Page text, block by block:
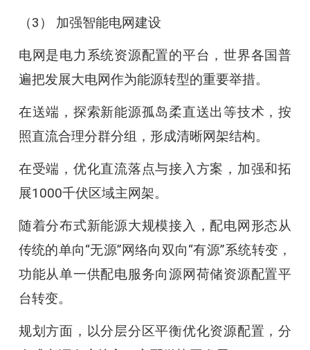
（3） 加强智能电网建设
电网是电力系统资源配置的平台，世界各国普
遍把发展大电网作为能源转型的重要举措。
在送端，探索新能源孤岛柔直送出等技术，按
照直流合理分群分组，形成清晰网架结构。
在受端，优化直流落点与接入方案，加强和拓
展1000千伏区域主网架。
随着分布式新能源大规模接入，配电网形态从
传统的单向“无源”网络向双向“有源”系统转变，
功能从单一供配电服务向源网荷储资源配置平
台转变。
规划方面，以分层分区平衡优化资源配置，分